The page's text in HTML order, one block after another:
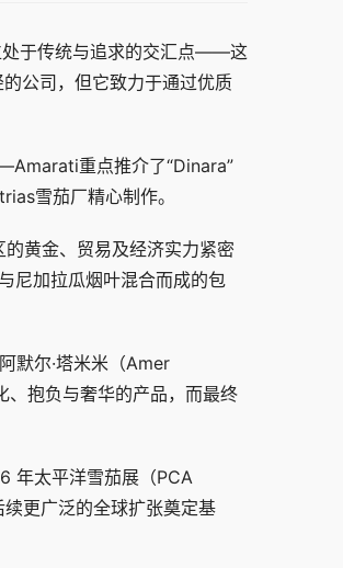
处于传统与追求的交汇点——这
公司，但它致力于通过优质
重点推介了“Dinara”
雪茄厂精心制作。
黄金、贸易及经济实力紧密
尼加拉瓜烟叶混合而成的包
默尔·塔米米（Amer
、抱负与奢华的产品，而最终
年太平洋雪茄展（PCA
更广泛的全球扩张奠定基